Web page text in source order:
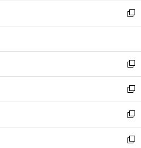
く
で
開
ド
ウ
開
く
ウ
ィ
ン
ウ
で
開
く
し
い
ウ
ン
ド
ウ
で
開
く
新
し
ウ
ィ
ン
ド
ウ
で
開
く
新
し
い
ウ
ィ
ン
ド
新
し
い
ウ
ィ
新
し
い
新